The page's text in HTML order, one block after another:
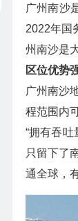
广州南沙
2022年国
州南沙是
区位优势
广州南沙
程范围内
“拥有吞
只留下了
通全球，